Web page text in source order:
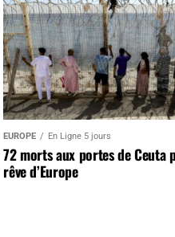
EUROPE En Ligne 5 jours
72 morts aux portes de Ceuta
rêve d’Europe